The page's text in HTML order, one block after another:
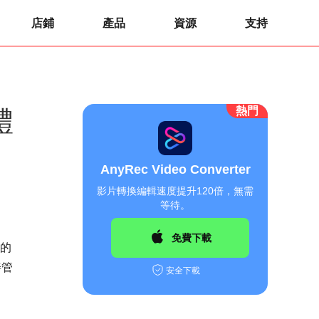
店鋪 產品 資源 支持
熱門
AnyRec Video Converter
影片轉換編輯速度提升120倍，無需
等待。
免費下載
安全下載